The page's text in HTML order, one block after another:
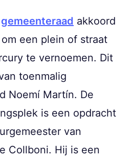
gemeenteraad akkoord
een plein of straat
te vernoemen. Dit
toenmalig
Noemí Martín. De
is een opdracht
van
Collboni. Hij is een